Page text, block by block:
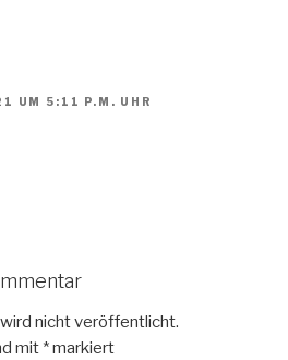
UM 5:11 P.M. UHR
nicht veröffentlicht.
mit *markiert